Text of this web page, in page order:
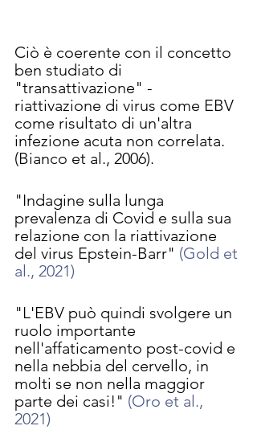
Ciò è coerente con il concetto
ben studiato di
"transattivazione" -
riattivazione di virus come EBV
come risultato di un'altra
infezione acuta non correlata.
(Bianco et al., 2006).
"Indagine sulla lunga
prevalenza di Covid e sulla sua
relazione con la riattivazione
del virus Epstein-Barr" (Gold et
al., 2021)
"L'EBV può quindi svolgere un
ruolo importante
nell'affaticamento post-covid e
nella nebbia del cervello, in
molti se non nella maggior
parte dei casi!" (Oro et al.,
2021)